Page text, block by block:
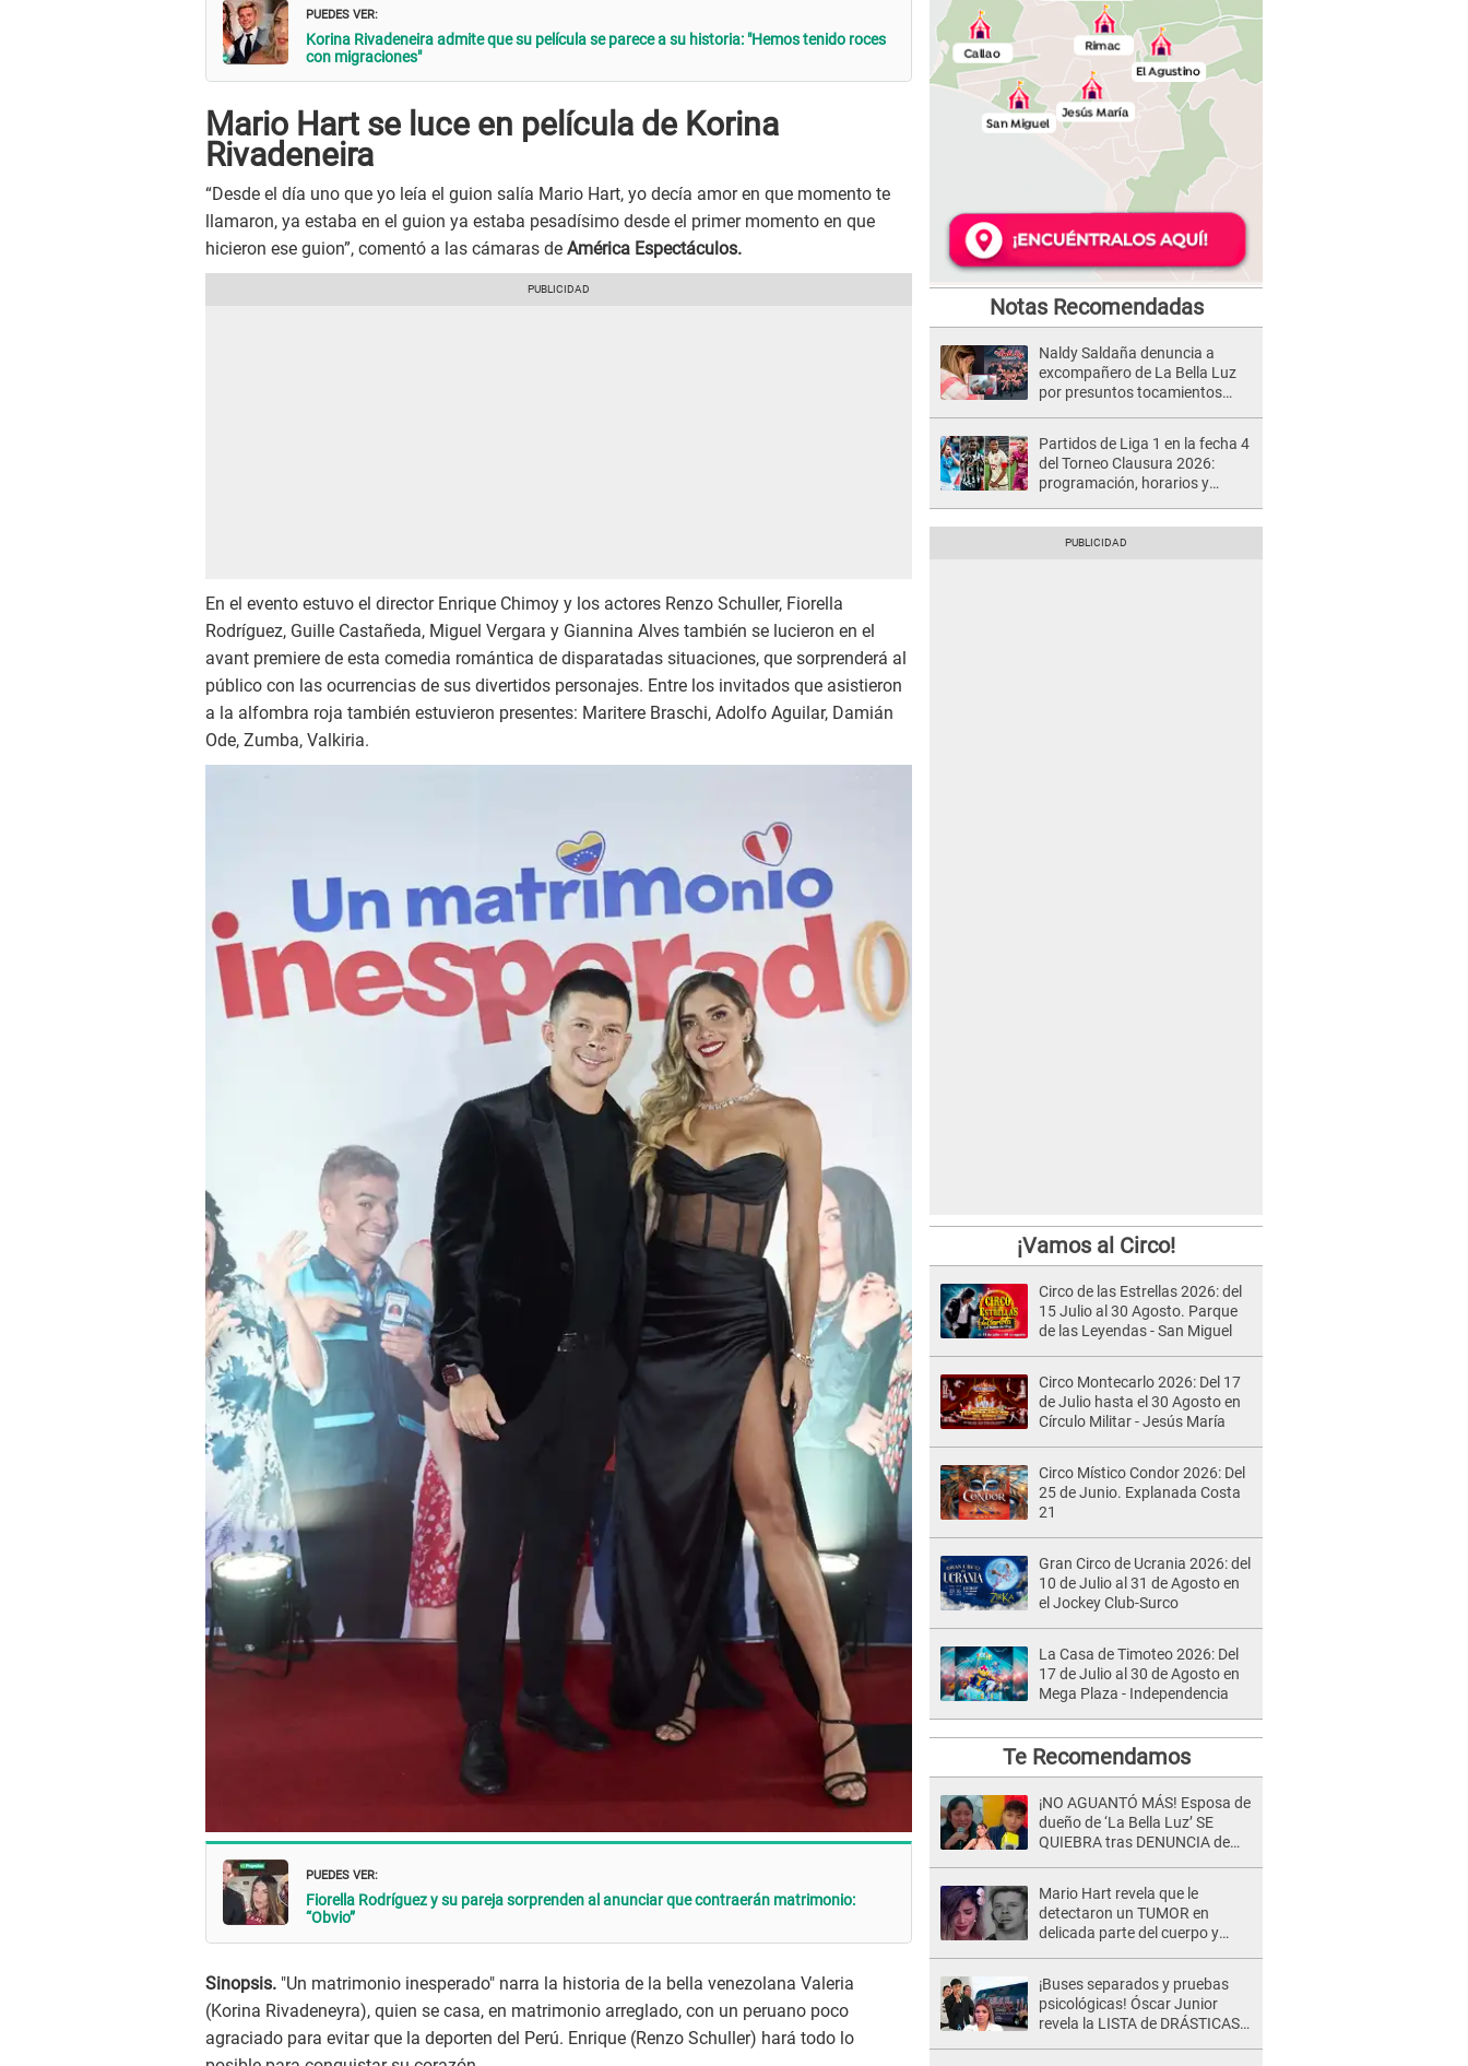
PUEDES VER:
Korina Rivadeneira admite que su película se parece a su historia: "Hemos tenido roces
con migraciones"
Mario Hart se luce en película de Korina
Rivadeneira
“Desde el día uno que yo leía el guion salía Mario Hart, yo decía amor en que momento te
llamaron, ya estaba en el guion ya estaba pesadísimo desde el primer momento en que
hicieron ese guion”, comentó a las cámaras de América Espectáculos.
En el evento estuvo el director Enrique Chimoy y los actores Renzo Schuller, Fiorella
Rodríguez, Guille Castañeda, Miguel Vergara y Giannina Alves también se lucieron en el
avant premiere de esta comedia romántica de disparatadas situaciones, que sorprenderá al
público con las ocurrencias de sus divertidos personajes. Entre los invitados que asistieron
a la alfombra roja también estuvieron presentes: Maritere Braschi, Adolfo Aguilar, Damián
Ode, Zumba, Valkiria.
PUEDES VER:
Fiorella Rodríguez y su pareja sorprenden al anunciar que contraerán matrimonio:
“Obvio”
Sinopsis. "Un matrimonio inesperado" narra la historia de la bella venezolana Valeria
(Korina Rivadeneyra), quien se casa, en matrimonio arreglado, con un peruano poco
agraciado para evitar que la deporten del Perú. Enrique (Renzo Schuller) hará todo lo
Notas Recomendadas
Naldy Saldaña denuncia a
excompañero de La Bella Luz
por presuntos tocamientos
Partidos de Liga 1 en la fecha 4
del Torneo Clausura 2026:
programación, horarios y
¡Vamos al Circo!
Circo de las Estrellas 2026: del
15 Julio al 30 Agosto. Parque
de las Leyendas - San Miguel
Circo Montecarlo 2026: Del 17
de Julio hasta el 30 Agosto en
Círculo Militar - Jesús María
Circo Místico Condor 2026: Del
25 de Junio. Explanada Costa
21
Gran Circo de Ucrania 2026: del
10 de Julio al 31 de Agosto en
el Jockey Club-Surco
La Casa de Timoteo 2026: Del
17 de Julio al 30 de Agosto en
Mega Plaza - Independencia
Te Recomendamos
¡NO AGUANTÓ MÁS! Esposa de
dueño de ‘La Bella Luz’ SE
QUIEBRA tras DENUNCIA de
Mario Hart revela que le
detectaron un TUMOR en
delicada parte del cuerpo y
¡Buses separados y pruebas
psicológicas! Óscar Junior
revela la LISTA de DRÁSTICAS